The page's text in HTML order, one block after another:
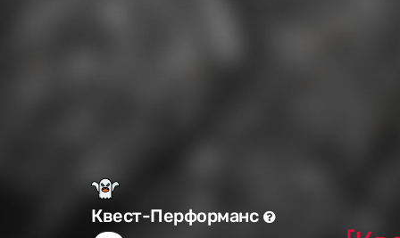
Квест-Перформанс